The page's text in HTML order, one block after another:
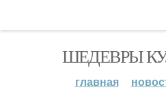
ШЕДЕВРЫ
главная